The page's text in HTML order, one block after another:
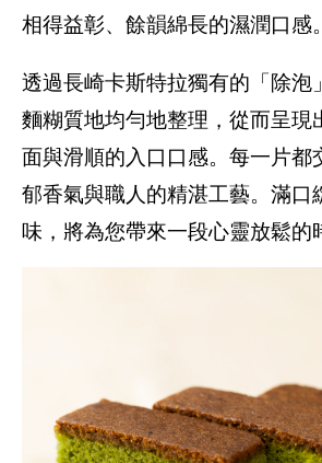
相得益彰、餘韻綿長的濕潤口感。
透過長崎卡斯特拉獨有的「除泡
麵糊質地均勻地整理，從而呈現
面與滑順的入口口感。每一片都
郁香氣與職人的精湛工藝。滿口
味，將為您帶來一段心靈放鬆的